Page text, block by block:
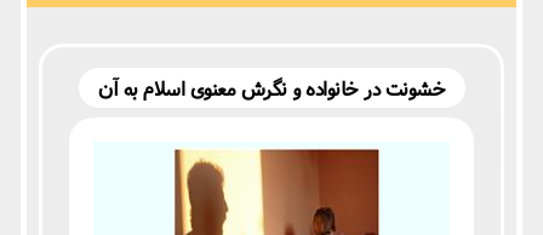
خشونت در خانواده و نگرش معنوی اسلام به آن